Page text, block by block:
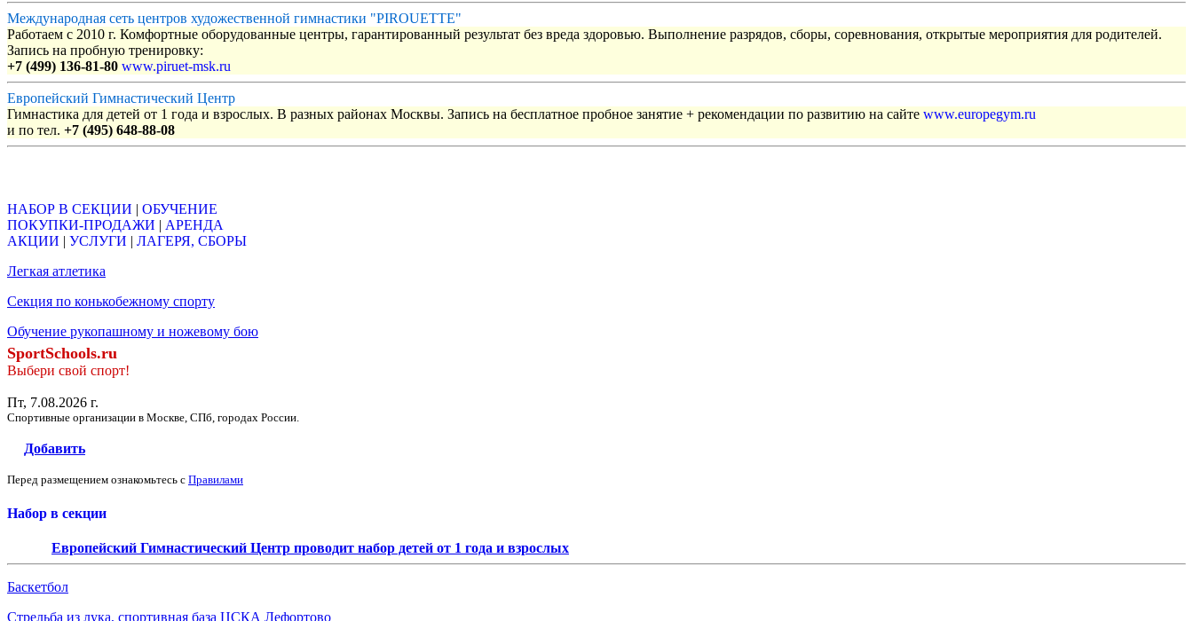
Международная сеть центров художественной гимнастики "PIROUETTE"
Работаем с 2010 г. Комфортные оборудованные центры, гарантированный результат без вреда здоровью. Выполнение разрядов, сборы, соревнования, открытые мероприятия для родителей.
Запись на пробную тренировку:
+7 (499) 136-81-80 www.piruet-msk.ru
Европейский Гимнастический Центр
Гимнастика для детей от 1 года и взрослых. В разных районах Москвы. Запись на бесплатное пробное занятие + рекомендации по развитию на сайте www.europegym.ru
и по тел. +7 (495) 648-88-08
НАБОР В СЕКЦИИ | ОБУЧЕНИЕ
ПОКУПКИ-ПРОДАЖИ | АРЕНДА
АКЦИИ | УСЛУГИ | ЛАГЕРЯ, СБОРЫ
Легкая атлетика
Секция по конькобежному спорту
Обучение рукопашному и ножевому бою
SportSchools.ru
Выбери свой спорт!
Пт, 7.08.2026 г.
Спортивные организации в Москве, СПб, городах России.
Добавить
Перед размещением ознакомьтесь с Правилами
Набор в секции
Европейский Гимнастический Центр проводит набор детей от 1 года и взрослых
Баскетбол
Стрельба из лука, спортивная база ЦСКА Лефортово